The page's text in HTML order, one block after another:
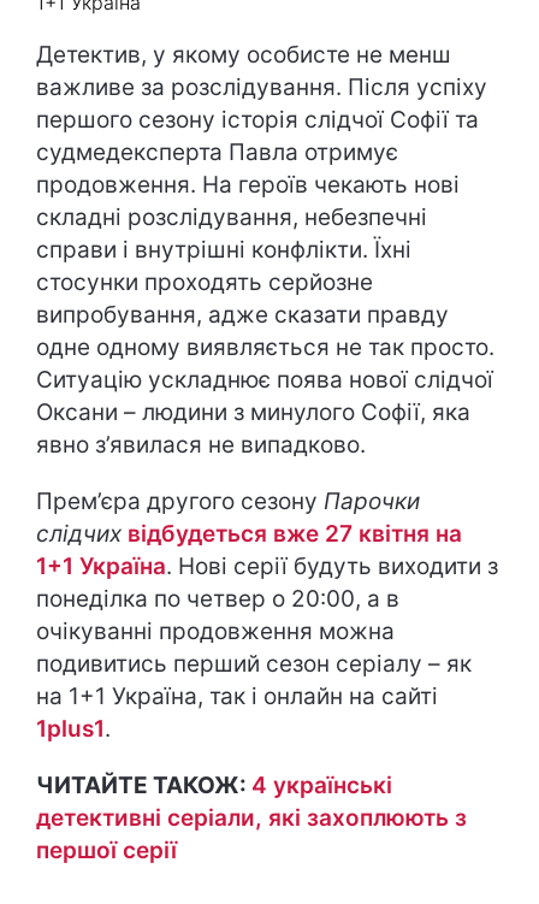
Детектив, у якому особисте не менш
важливе за розслідування. Після успіху
першого сезону історія слідчої Софії та
судмедексперта Павла отримує
продовження. На героїв чекають нові
складні розслідування, небезпечні
справи і внутрішні конфлікти. Їхні
стосунки проходять серйозне
випробування, адже сказати правду
одне одному виявляється не так просто.
Ситуацію ускладнює поява нової слідчої
Оксани – людини з минулого Софії, яка
явно з’явилася не випадково.
Прем’єра другого сезону Парочки
слідчих відбудеться вже 27 квітня на
1+1 Україна. Нові серії будуть виходити з
понеділка по четвер о 20:00, а в
очікуванні продовження можна
подивитись перший сезон серіалу – як
на 1+1 Україна, так і онлайн на сайті
1plus1.
ЧИТАЙТЕ ТАКОЖ: 4 українські
детективні серіали, які захоплюють з
першої серії